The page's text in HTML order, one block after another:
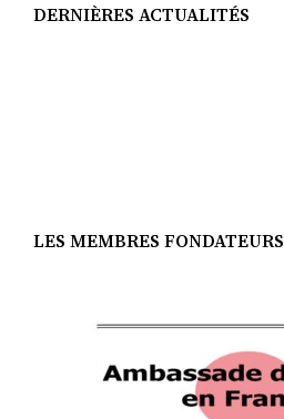
DERNIÈRES ACTUALITÉS
LES MEMBRES FONDATEURS